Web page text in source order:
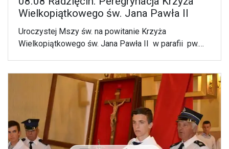
Wielkopiątkowego św. Jana Pawła II
Uroczystej Mszy św. na powitanie Krzyża
Wielkopiątkowego św. Jana Pawła II w parafii pw.